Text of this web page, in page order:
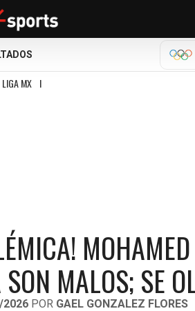
LIGA MX I
MALOS; SE
2026 POR GAEL GONZALEZ FLORES